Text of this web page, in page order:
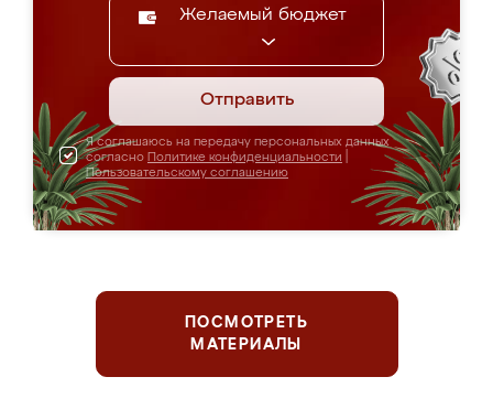
Желаемый бюджет
Отправить
Я соглашаюсь на передачу персональных данных
согласно Политике конфиденциальности
Пользовательскому соглашению
ПОСМОТРЕТЬ
МАТЕРИАЛЫ